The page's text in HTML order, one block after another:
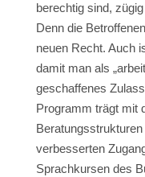
berechtig sind,
Denn die
neuen Recht. Auch
damit man als
geschaffenes
Programm trägt mit
verbesserten
Sprachkursen des